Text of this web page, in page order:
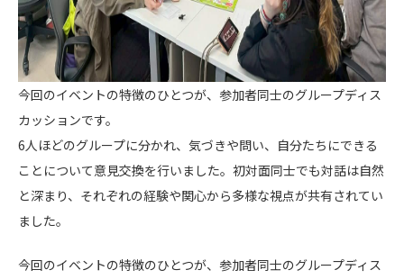
今回のイベントの特徴のひとつが、参加者同士のグループディス
カッションです。
6人ほどのグループに分かれ、気づきや問い、自分たちにできる
ことについて意見交換を行いました。初対面同士でも対話は自然
と深まり、それぞれの経験や関心から多様な視点が共有されてい
ました。
今回のイベントの特徴のひとつが、参加者同士のグループディス